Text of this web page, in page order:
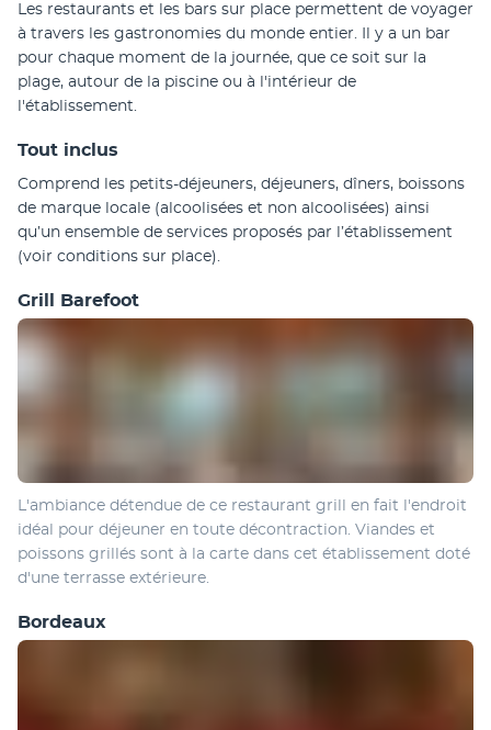
Les restaurants et les bars sur place permettent de voyager
à travers les gastronomies du monde entier. Il y a un bar
pour chaque moment de la journée, que ce soit sur la
plage, autour de la piscine ou à l'intérieur de
l'établissement.
Tout inclus
Comprend les petits-déjeuners, déjeuners, dîners, boissons
de marque locale (alcoolisées et non alcoolisées) ainsi
qu’un ensemble de services proposés par l’établissement
(voir conditions sur place).
Grill Barefoot
L'ambiance détendue de ce restaurant grill en fait l'endroit
idéal pour déjeuner en toute décontraction. Viandes et
poissons grillés sont à la carte dans cet établissement doté
d'une terrasse extérieure.
Bordeaux